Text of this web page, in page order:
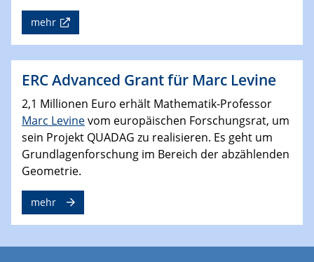
mehr
ERC Advanced Grant für Marc Levine
2,1 Millionen Euro erhält Mathematik-Professor
Marc Levinevom europäischen Forschungsrat, um
sein Projekt QUADAG zu realisieren. Es geht um
Grundlagenforschung im Bereich der abzählenden
Geometrie.
mehr